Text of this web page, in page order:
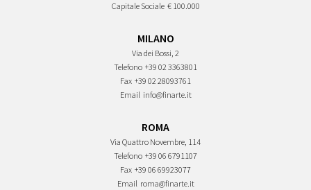
Capitale Sociale € 100.000
MILANO
Via dei Bossi, 2
Telefono +39 02 3363801
Fax +39 02 28093761
Email info@finarte.it
ROMA
Via Quattro Novembre, 114
Telefono +39 06 6791107
Fax +39 06 69923077
Email roma@finarte.it